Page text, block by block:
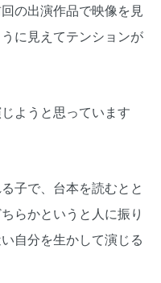
の出演作品で映像を見
に見えてテンションが
ようと思っています
子で、台本を読むとと
らかというと人に振り
自分を生かして演じる